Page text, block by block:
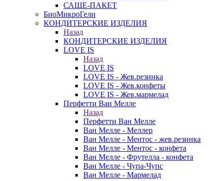
САШЕ-ПАКЕТ
БиоМикроГели
КОНДИТЕРСКИЕ ИЗДЕЛИЯ
Назад
КОНДИТЕРСКИЕ ИЗДЕЛИЯ
LOVE IS
Назад
LOVE IS
LOVE IS - Жев.резинка
LOVE IS - Жев.конфеты
LOVE IS - Жев.мармелад
Перфетти Ван Мелле
Назад
Перфетти Ван Мелле
Ван Мелле - Меллер
Ван Мелле - Ментос - жев.резинка
Ван Мелле - Ментос - конфета
Ван Мелле - Фрутелла - конфета
Ван Мелле - Чупа-Чупс
Ван Мелле - Мармелад